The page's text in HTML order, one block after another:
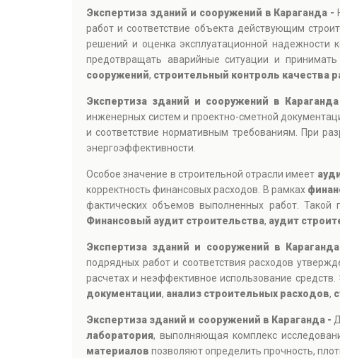
Экспертиза зданий и сооружений в Караганда -
работ и соответствие объекта действующим
решений и оценка эксплуатационной надежности
предотвращать аварийные ситуации и
сооружений, строительный контроль качества
Экспертиза зданий и сооружений в
инженерных систем и проектно-сметной
и соответствие нормативным требованиям. При
энергоэффективности.
Особое значение в строительной отрасли имеет
корректность финансовых расходов. В рамках
фактических объемов выполненных работ. Такой
Финансовый аудит строительства, аудит
Экспертиза зданий и сооружений в
подрядных работ и соответствия расходов
расчетах и неэффективное использование
документации, анализ строительных расходов,
Экспертиза зданий и сооружений в Караганда -
лаборатория, выполняющая комплекс
материалов позволяют определить прочность,